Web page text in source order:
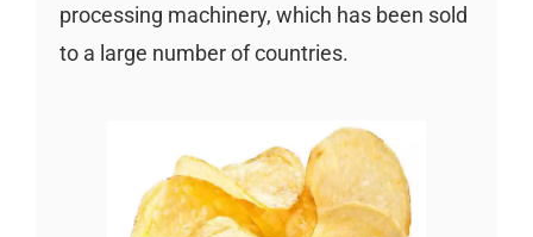
processing machinery, which has been sold
to a large number of countries.